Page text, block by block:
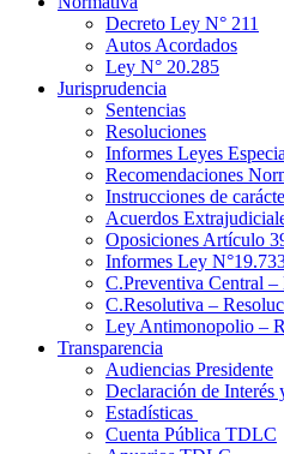
Decreto Ley N° 211
Autos Acordados
Ley N° 20.285
Jurisprudencia
Sentencias
Resoluciones
Informes Leyes
Recomendaciones
Instrucciones de
Acuerdos
Oposiciones Artículo
Informes Ley
C.Preventiva Central
C.Resolutiva –
Ley Antimonopolio –
Transparencia
Audiencias Presidente
Declaración de Interés
Estadísticas
Cuenta Pública TDLC